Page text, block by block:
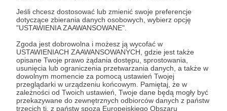
Jeśli chcesz dostosować lub zmienić swoje preferencje
dotyczące zbierania danych osobowych, wybierz opcję
"USTAWIENIA ZAAWANSOWANE".
Zgoda jest dobrowolna i możesz ją wycofać w
USTAWIENIACH ZAAWANSOWANYCH, gdzie jest także
opisane Twoje prawo żądania dostępu, sprostowania,
usunięcia lub ograniczenia przetwarzania danych, a także w
dowolnym momencie za pomocą ustawień Twojej
przeglądarki w urządzeniu końcowym. Pamiętaj, że w
zależności od Twoich ustawień, Twoje dane będą mogły być
przekazywane do zewnętrznych odbiorców danych z państw
trzecich tj. z państw spoza Europejskiego Obszaru
3wyświetleń
Komentarze
Brak komentarzy...